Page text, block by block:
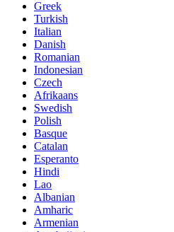
Greek
Turkish
Italian
Danish
Romanian
Indonesian
Czech
Afrikaans
Swedish
Polish
Basque
Catalan
Esperanto
Hindi
Lao
Albanian
Amharic
Armenian